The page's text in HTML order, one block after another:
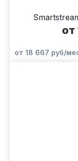
от
от 18 667 руб/